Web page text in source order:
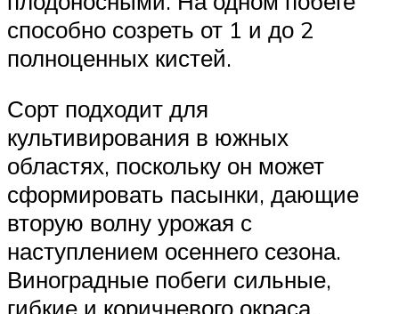
способно созреть от 1 и до 2
полноценных кистей.
Сорт подходит для
культивирования в южных
областях, поскольку он может
сформировать пасынки, дающие
вторую волну урожая с
наступлением осеннего сезона.
Виноградные побеги сильные,
гибкие и коричневого окраса.